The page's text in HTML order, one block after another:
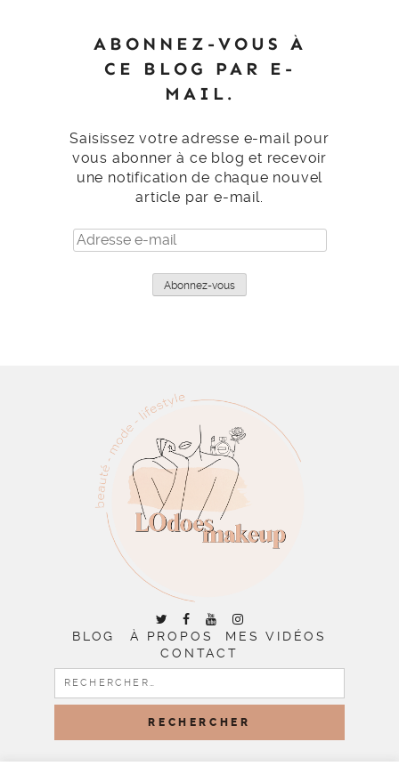
ABONNEZ-VOUS À
CE BLOG PAR E-
MAIL.
Saisissez votre adresse e-mail pour
vous abonner à ce blog et recevoir
une notification de chaque nouvel
article par e-mail.
Adresse
e-
Abonnez-vous
BLOG À PROPOS
MES VIDÉOS
CONTACT
RECHERCHER :